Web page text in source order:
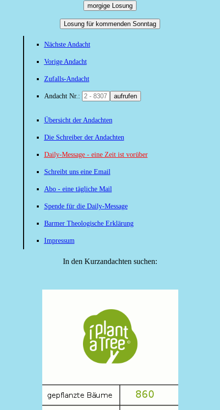
morgige Losung
Losung für kommenden Sonntag
Nächste Andacht
Vorige Andacht
Zufalls-Andacht
Andacht Nr.: aufrufen
Übersicht der Andachten
Die Schreiber der Andachten
Daily-Message - eine Zeit ist vorüber
Schreibt uns eine Email
Abo - eine tägliche Mail
Spende für die Daily-Message
Barmer Theologische Erklärung
Impressum
In den Kurzandachten suchen: